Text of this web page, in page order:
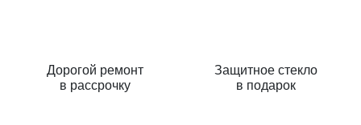
Дорогой ремонт
в рассрочку
Защитное стекло
в подарок